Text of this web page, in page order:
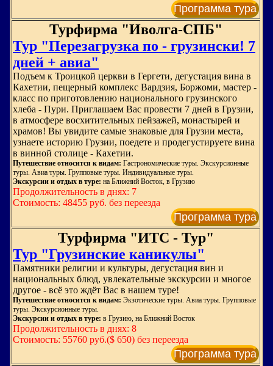
Программа тура
Турфирма "Иволга-СПБ"
Тур "Перезагрузка по - грузински! 7
дней + авиа"
Подъем к Троицкой церкви в Гергети, дегустация вина в
Кахетии, пещерный комплекс Вардзия, Боржоми, мастер -
класс по приготовлению национального грузинского
хлеба - Пури. Приглашаем Вас провести 7 дней в Грузии,
в атмосфере восхитительных пейзажей, монастырей и
храмов! Вы увидите самые знаковые для Грузии места,
узнаете историю Грузии, поедете и продегустируете вина
в винной столице - Кахетии.
Путешествие относится к видам: Гастрономические туры. Экскурсионные
туры. Авиа туры. Групповые туры. Индивидуальные туры.
Экскурсии и отдых в туре: на Ближний Восток, в Грузию
Продолжительность в днях: 7
Стоимость: 48455 руб. без переезда
Программа тура
Турфирма "ИТС - Тур"
Тур "Грузинские каникулы"
Памятники религии и культуры, дегустация вин и
национальных блюд, увлекательные экскурсии и многое
другое - всё это ждёт Вас в нашем туре!
Путешествие относится к видам: Экзотические туры. Авиа туры. Групповые
туры. Экскурсионные туры.
Экскурсии и отдых в туре: в Грузию, на Ближний Восток
Продолжительность в днях: 8
Стоимость: 55760 руб.($ 650) без переезда
Программа тура